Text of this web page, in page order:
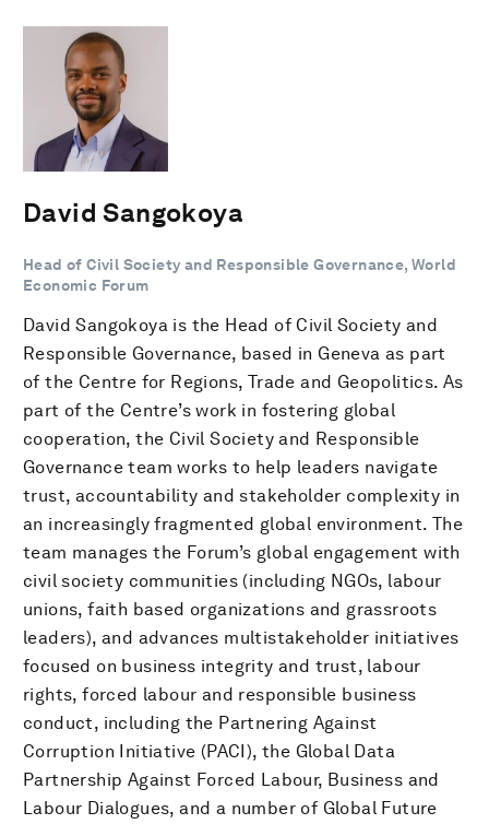
David Sangokoya
Head of Civil Society and Responsible Governance, World
Economic Forum
David Sangokoya is the Head of Civil Society and
Responsible Governance, based in Geneva as part
of the Centre for Regions, Trade and Geopolitics. As
part of the Centre’s work in fostering global
cooperation, the Civil Society and Responsible
Governance team works to help leaders navigate
trust, accountability and stakeholder complexity in
an increasingly fragmented global environment. The
team manages the Forum’s global engagement with
civil society communities (including NGOs, labour
unions, faith based organizations and grassroots
leaders), and advances multistakeholder initiatives
focused on business integrity and trust, labour
rights, forced labour and responsible business
conduct, including the Partnering Against
Corruption Initiative (PACI), the Global Data
Partnership Against Forced Labour, Business and
Labour Dialogues, and a number of Global Future